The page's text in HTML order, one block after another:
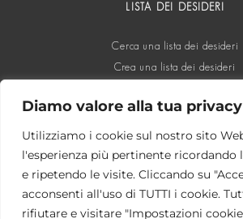
Diamo valore alla tua privacy
Utilizziamo i cookie sul nostro sito
l'esperienza più pertinente ricordando
e ripetendo le visite. Cliccando su
acconsenti all'uso di TUTTI i cookie.
rifiutare e visitare "Impostazioni
LISTA DEI DESIDERI
Cerca una lista dei desideri
Crea una lista dei desideri
SOCIAL